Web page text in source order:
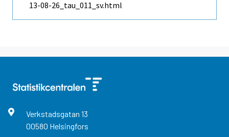
13-08-26_tau_011_sv.html
Verkstadsgatan 13
00580 Helsingfors